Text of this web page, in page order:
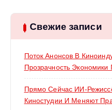
и
: Свежие записи
Поток Анонсов В
Прозрачность Экономики
Прямо Сейчас ИИ-
Киностудии И Меняют